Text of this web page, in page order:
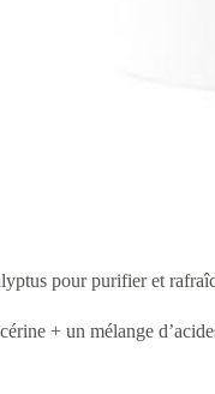
pour purifier et
+ un mélange